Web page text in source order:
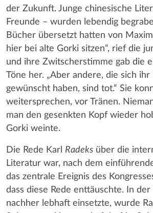
der Zukunft. Junge chinesische
Freunde – wurden lebendig
Bücher übersetzt hatten von
hier bei alte Gorki sitzen“, rief die
und ihre Zwitscherstimme gab die
Töne her. „Aber andere, die sich ihr
gewünscht haben, sind tot.“ Sie
weitersprechen, vor Tränen.
man den gesenkten Kopf wieder
Gorki weinte.
Die Rede Karl Radeks über die
Literatur war, nach dem
das zentrale Ereignis des
dass diese Rede enttäuschte. In der
nachher lebhaft einsetzte, wurde